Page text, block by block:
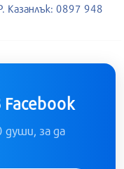
Казанлък: 0897 948
Facebook
души, за да